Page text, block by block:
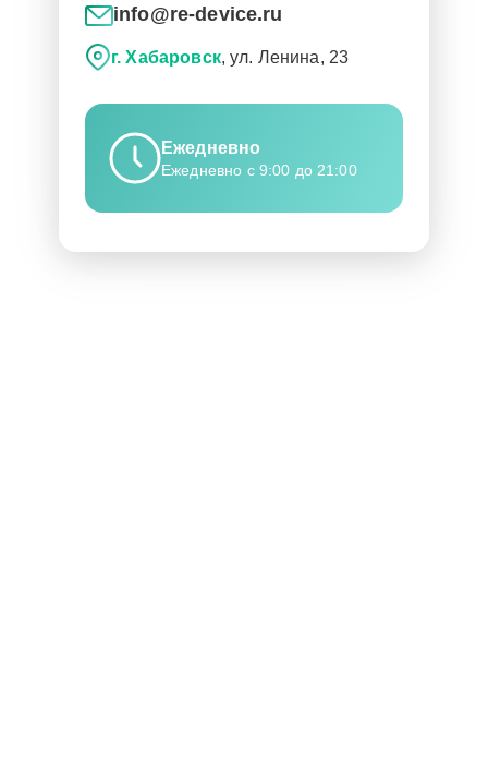
info@re-device.ru
г. Хабаровск, ул. Ленина, 23
Ежедневно
Ежедневно с 9:00 до 21:00